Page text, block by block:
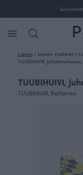
Lapset / Lasten vaatteet /
TUUBIHUIVI,
TUUBIHUIVI,
TUUBIHUIVI, Keltainen